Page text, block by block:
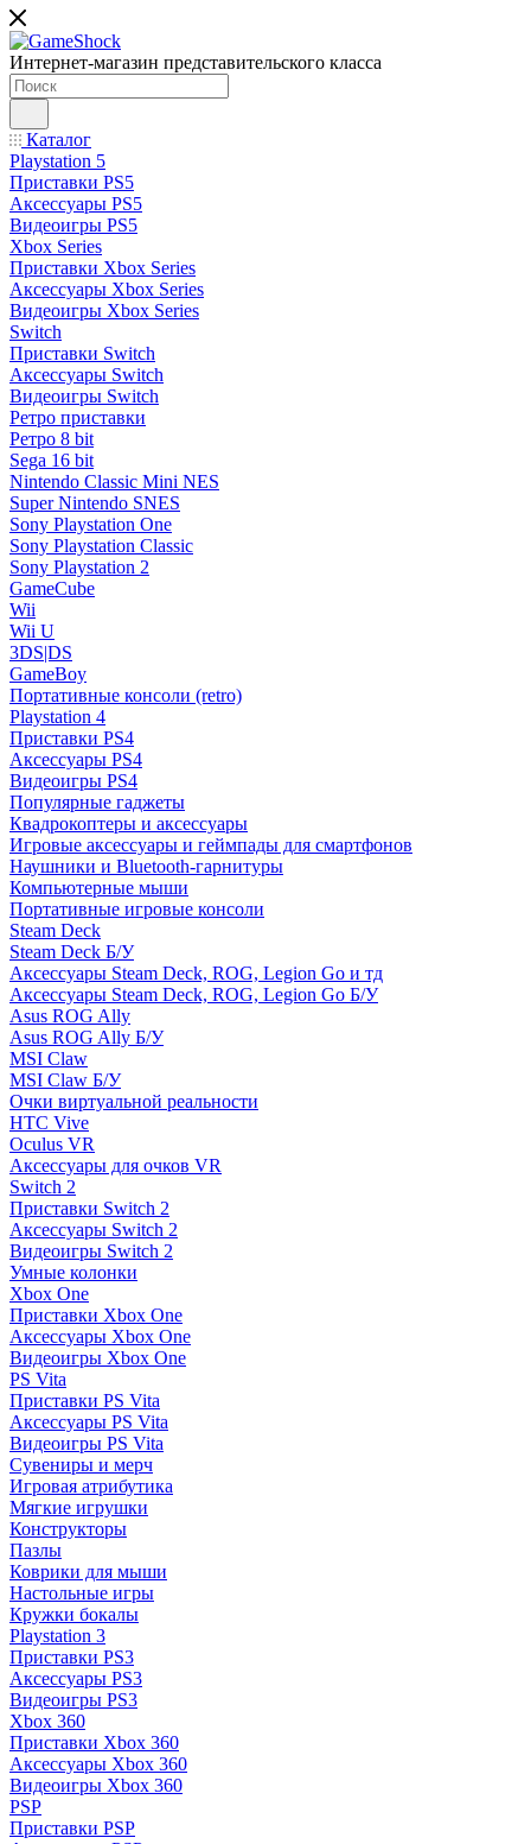
Интернет-магазин представительского класса
Каталог
Playstation 5
Приставки PS5
Аксессуары PS5
Видеоигры PS5
Xbox Series
Приставки Xbox Series
Аксессуары Xbox Series
Видеоигры Xbox Series
Switch
Приставки Switch
Аксессуары Switch
Видеоигры Switch
Ретро приставки
Ретро 8 bit
Sega 16 bit
Nintendo Classic Mini NES
Super Nintendo SNES
Sony Playstation One
Sony Playstation Classic
Sony Playstation 2
GameCube
Wii
Wii U
3DS|DS
GameBoy
Портативные консоли (retro)
Playstation 4
Приставки PS4
Аксессуары PS4
Видеоигры PS4
Популярные гаджеты
Квадрокоптеры и аксессуары
Игровые аксессуары и геймпады для смартфонов
Наушники и Bluetooth-гарнитуры
Компьютерные мыши
Портативные игровые консоли
Steam Deck
Steam Deck Б/У
Аксессуары Steam Deck, ROG, Legion Go и тд
Аксессуары Steam Deck, ROG, Legion Go Б/У
Asus ROG Ally
Asus ROG Ally Б/У
MSI Claw
MSI Claw Б/У
Очки виртуальной реальности
HTC Vive
Oculus VR
Аксессуары для очков VR
Switch 2
Приставки Switch 2
Аксессуары Switch 2
Видеоигры Switch 2
Умные колонки
Xbox One
Приставки Xbox One
Аксессуары Xbox One
Видеоигры Xbox One
PS Vita
Приставки PS Vita
Аксессуары PS Vita
Видеоигры PS Vita
Сувениры и мерч
Игровая атрибутика
Мягкие игрушки
Конструкторы
Пазлы
Коврики для мыши
Настольные игры
Кружки бокалы
Playstation 3
Приставки PS3
Аксессуары PS3
Видеоигры PS3
Xbox 360
Приставки Xbox 360
Аксессуары Xbox 360
Видеоигры Xbox 360
PSP
Приставки PSP